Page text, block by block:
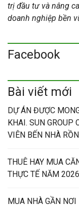
trị đầu tư và nâng
doanh nghiệp bền
Facebook
Bài viết mới
DỰ ÁN ĐƯỢC
KHAI. SUN GROUP
VIÊN BẾN NHÀ
THUÊ HAY MUA
THỰC TẾ NĂM 2026
MUA NHÀ GẦN